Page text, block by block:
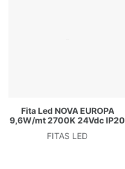
Fita Led NOVA EUROPA
9,6W/mt 2700K 24Vdc IP20
FITAS LED